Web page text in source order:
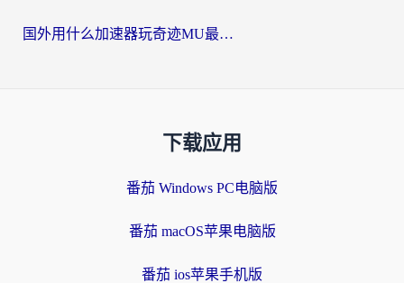
国外用什么加速器玩奇迹MU最好？2026海外玩家国服游戏加速全攻略
下载应用
番茄 Windows PC电脑版
番茄 macOS苹果电脑版
番茄 ios苹果手机版